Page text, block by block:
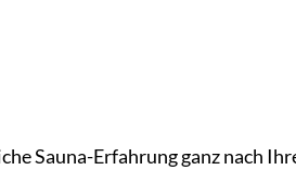
Sauna-Erfahrung ganz nach